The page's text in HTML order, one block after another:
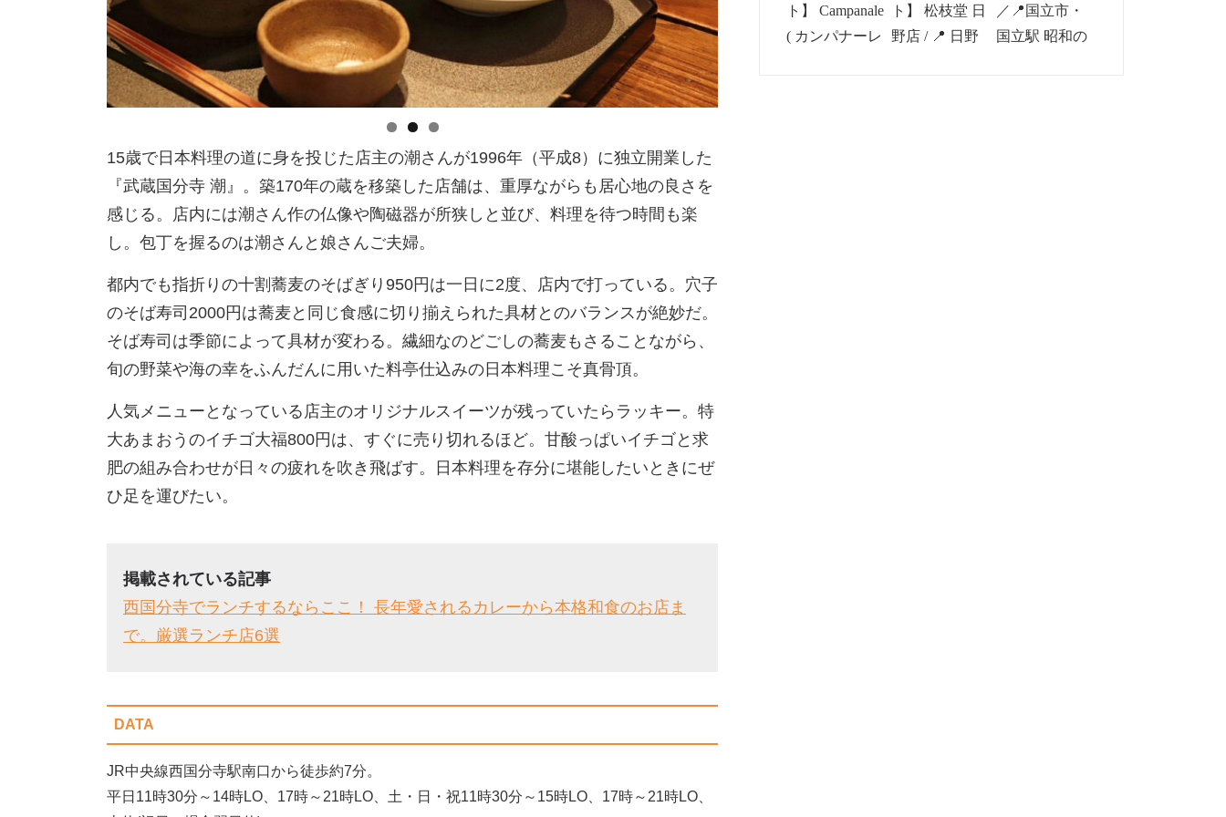
15歳で日本料理の道に身を投じた店主の潮さんが1996年（平成8）に独立開業した
『武蔵国分寺 潮』。築170年の蔵を移築した店舗は、重厚ながらも居心地の良さを
感じる。店内には潮さん作の仏像や陶磁器が所狭しと並び、料理を待つ時間も楽
し。包丁を握るのは潮さんと娘さんご夫婦。
都内でも指折りの十割蕎麦のそばぎり950円は一日に2度、店内で打っている。穴子
のそば寿司2000円は蕎麦と同じ食感に切り揃えられた具材とのバランスが絶妙だ。
そば寿司は季節によって具材が変わる。繊細なのどごしの蕎麦もさることながら、
旬の野菜や海の幸をふんだんに用いた料亭仕込みの日本料理こそ真骨頂。
人気メニューとなっている店主のオリジナルスイーツが残っていたらラッキー。特
大あまおうのイチゴ大福800円は、すぐに売り切れるほど。甘酸っぱいイチゴと求
肥の組み合わせが日々の疲れを吹き飛ばす。日本料理を存分に堪能したいときにぜ
ひ足を運びたい。
掲載されている記事
西国分寺でランチするならここ！ 長年愛されるカレーから本格和食のお店ま
で。厳選ランチ店6選
DATA
JR中央線西国分寺駅南口から徒歩約7分。
平日11時30分～14時LO、17時～21時LO、土・日・祝11時30分～15時LO、17時～21時LO、